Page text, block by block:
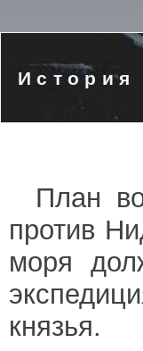
План
против
моря
князья.